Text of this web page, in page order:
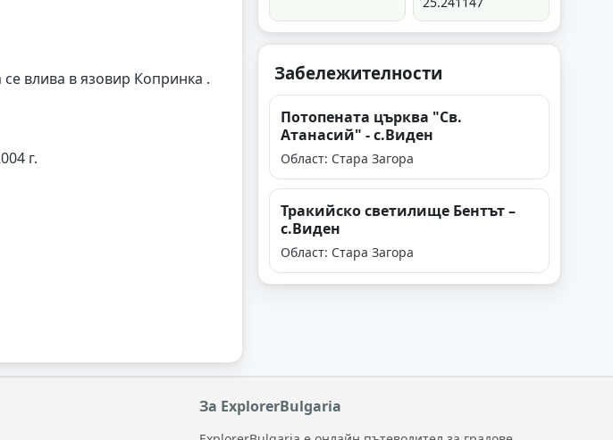
влива в язовир Копринка .
г.
Забележителности
Потопената църква "Св.
Атанасий" - с.Виден
Област: Стара Загора
Тракийско светилище Бентът –
с.Виден
Област: Стара Загора
За ExplorerBulgaria